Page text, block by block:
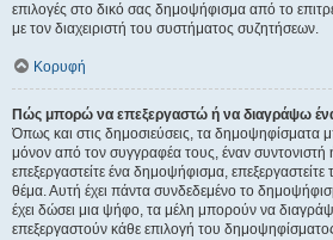
επιλογές στο δικό σας δημοψήφισμα από το
με τον διαχειριστή του συστήματος συζητήσεων.
Κορυφή
Πώς μπορώ να επεξεργαστώ ή να διαγράψω
Όπως και στις δημοσιεύσεις, τα δημοψηφίσματα
μόνον από τον συγγραφέα τους, έναν συντονιστή ή
επεξεργαστείτε ένα δημοψήφισμα,
θέμα. Αυτή έχει πάντα συνδεδεμένο το
έχει δώσει μια ψήφο, τα μέλη μπορούν να
επεξεργαστούν κάθε επιλογή του